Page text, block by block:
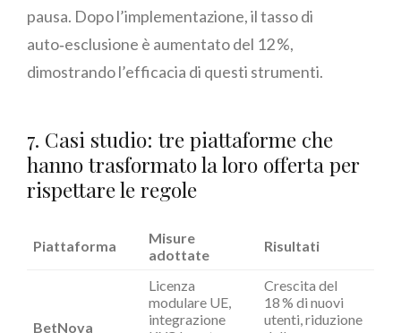
pausa. Dopo l’implementazione, il tasso di
auto‑esclusione è aumentato del 12 %,
dimostrando l’efficacia di questi strumenti.
7. Casi studio: tre piattaforme che
hanno trasformato la loro offerta per
rispettare le regole
Piattaforma
Misure
adottate
Risultati
BetNova
Licenza
modulare UE,
integrazione
Crescita del
18 % di nuovi
utenti, riduzione